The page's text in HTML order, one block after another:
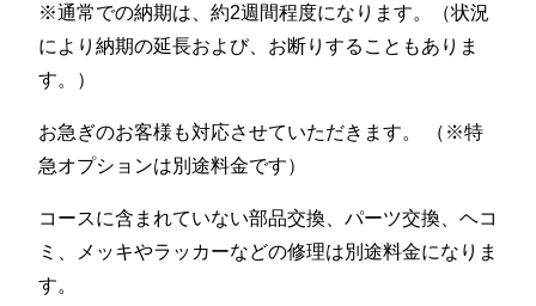
※通常での納期は、約2週間程度になります。（状況
により納期の延長および、お断りすることもありま
す。）
お急ぎのお客様も対応させていただきます。 （※特
急オプションは別途料金です）
コースに含まれていない部品交換、パーツ交換、ヘコ
ミ、メッキやラッカーなどの修理は別途料金になりま
す。